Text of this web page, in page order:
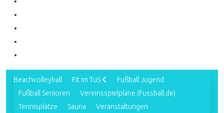
Beachvolleyball Fit im TuS
Fußball Jugend
Fußball Senioren
Vereinsspielpläne (Fussball.de)
Tennisplätze
Sauna Veranstaltungen